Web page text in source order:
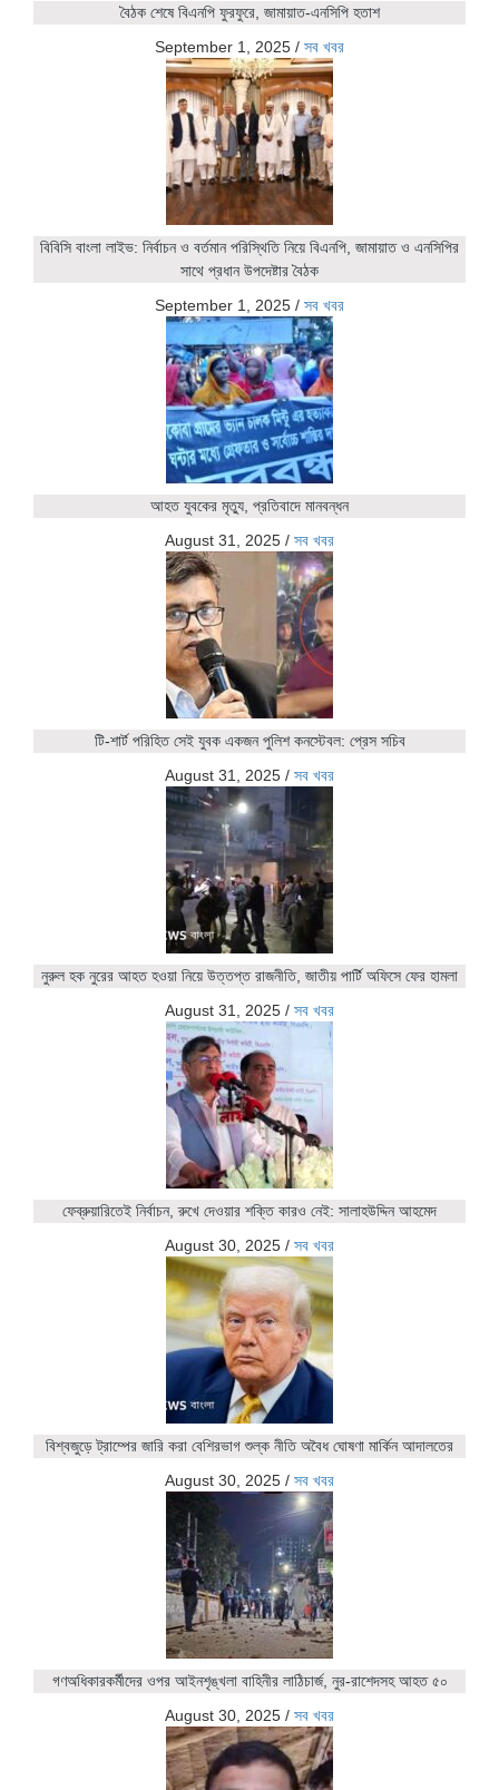
বৈঠক শেষে বিএনপি ফুরফুরে, জামায়াত-এনসিপি হতাশ
September 1, 2025 / সব খবর
বিবিসি বাংলা লাইভ: নির্বাচন ও বর্তমান পরিস্থিতি নিয়ে বিএনপি, জামায়াত ও এনসিপির
সাথে প্রধান উপদেষ্টার বৈঠক
September 1, 2025 / সব খবর
আহত যুবকের মৃত্যু, প্রতিবাদে মানবন্ধন
August 31, 2025 / সব খবর
টি-শার্ট পরিহিত সেই যুবক একজন পুলিশ কনস্টেবল: প্রেস সচিব
August 31, 2025 / সব খবর
নুরুল হক নুরের আহত হওয়া নিয়ে উত্তপ্ত রাজনীতি, জাতীয় পার্টি অফিসে ফের হামলা
August 31, 2025 / সব খবর
ফেব্রুয়ারিতেই নির্বাচন, রুখে দেওয়ার শক্তি কারও নেই: সালাহউদ্দিন আহমেদ
August 30, 2025 / সব খবর
বিশ্বজুড়ে ট্রাম্পের জারি করা বেশিরভাগ শুল্ক নীতি অবৈধ ঘোষণা মার্কিন আদালতের
August 30, 2025 / সব খবর
গণঅধিকারকর্মীদের ওপর আইনশৃঙ্খলা বাহিনীর লাঠিচার্জ, নুর-রাশেদসহ আহত ৫০
August 30, 2025 / সব খবর